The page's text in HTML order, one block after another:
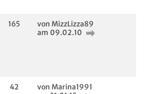
165
von MizzLizza89
am 09.02.10
42
von Marina1991